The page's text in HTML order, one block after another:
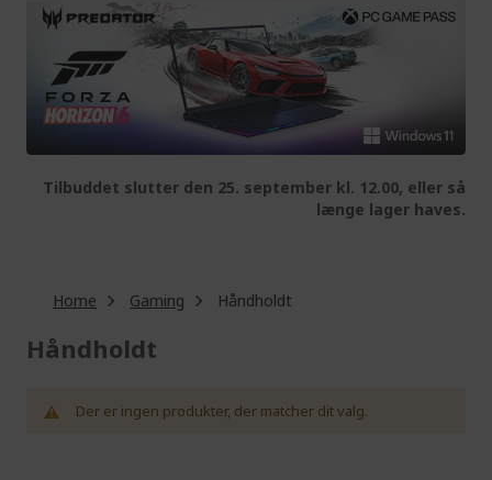
Tilbuddet slutter den 25. september kl. 12.00, eller så
længe lager haves.
Home Gaming Håndholdt
Håndholdt
Der er ingen produkter, der matcher dit valg.